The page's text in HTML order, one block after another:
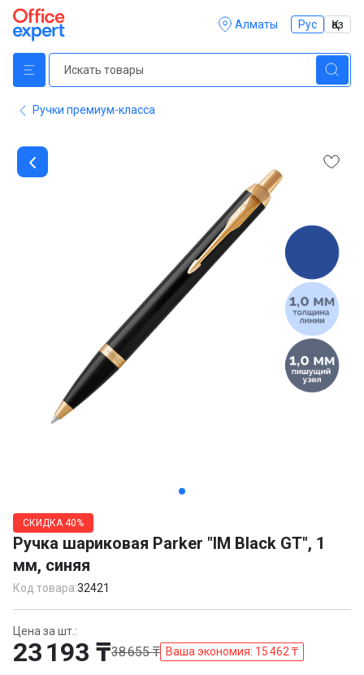
Алматы Рус Қаз
Ручки премиум-класса
of
4
СКИДКА 40%
Ручка шариковая Parker "IM Black GT", 1
мм, синяя
Код товара:32421
Цена за шт.:
23 193 ₸38 655 ₸ Ваша экономия: 15 462 ₸